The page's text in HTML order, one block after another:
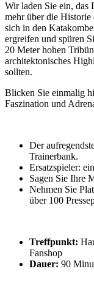
Wir laden Sie ein, das
mehr über die Historie
sich in den
ergreifen und spüren
20 Meter hohen
architektonisches
sollten.
Blicken Sie einmalig
Faszination und
Der
Trainerbank.
Ersatzspieler:
Sagen Sie Ihre
Nehmen Sie
über 100
Treffpunkt:
Fanshop
Dauer: 90